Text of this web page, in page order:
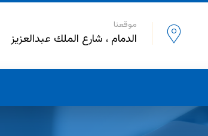
موقعنا
الدمام ، شارع الملك عبدالعزيز